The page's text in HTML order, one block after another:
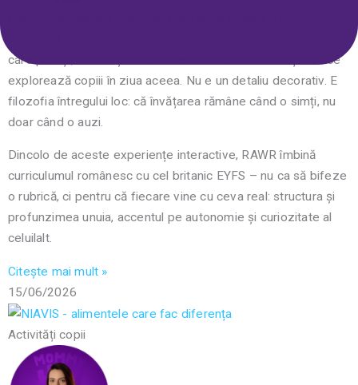
care pereții, lumina și sunetul se transformă în funcție de ce
explorează copiii în ziua aceea. Nu e un detaliu decorativ. E
filozofia întregului loc: că învățarea rămâne când o simți, nu
doar când o auzi.
Dincolo de aceste experiențe interactive, RAWR îmbină
curriculumul românesc cu cel britanic EYFS – nu ca să bifeze
o rubrică, ci pentru că fiecare vine cu ceva real: structura și
profunzimea unuia, accentul pe autonomie și curiozitate al
celuilalt.
Citește mai mult »
15/06/2026
Activități copii